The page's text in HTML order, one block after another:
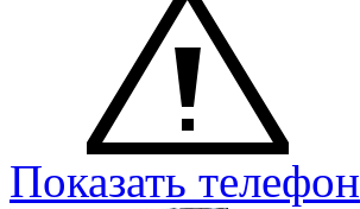
Показать телефон